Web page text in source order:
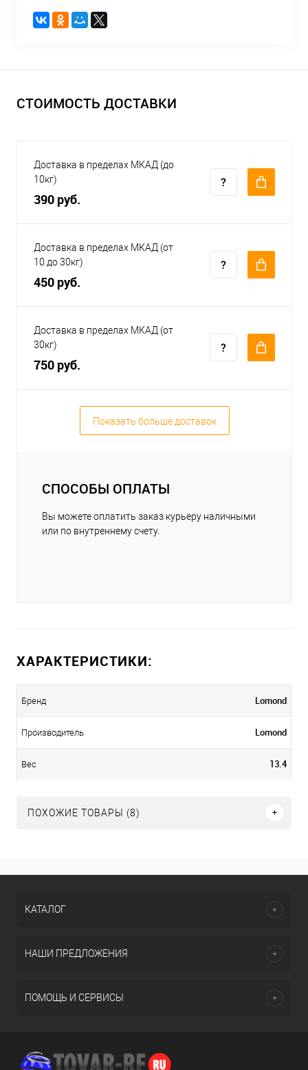
СТОИМОСТЬ ДОСТАВКИ
Доставка в пределах МКАД (до
10кг)
390 руб.
Доставка в пределах МКАД (от
10 до 30кг)
450 руб.
Доставка в пределах МКАД (от
30кг)
750 руб.
Показать больше доставок
СПОСОБЫ ОПЛАТЫ
Вы можете оплатить заказ курьеру наличными
или по внутреннему счету.
ХАРАКТЕРИСТИКИ:
Бренд Lomond
Производитель Lomond
Вес 13.4
ПОХОЖИЕ ТОВАРЫ (8)
КАТАЛОГ
НАШИ ПРЕДЛОЖЕНИЯ
ПОМОЩЬ И СЕРВИСЫ